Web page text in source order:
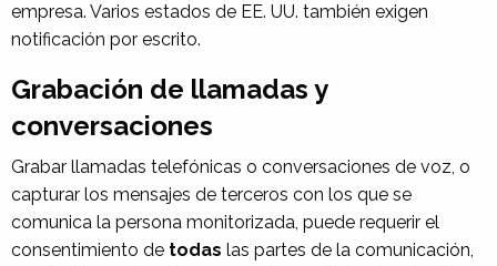
empresa. Varios estados de EE. UU. también exigen
notificación por escrito.
Grabación de llamadas y
conversaciones
Grabar llamadas telefónicas o conversaciones de voz, o
capturar los mensajes de terceros con los que se
comunica la persona monitorizada, puede requerir el
consentimiento de todas las partes de la comunicación,